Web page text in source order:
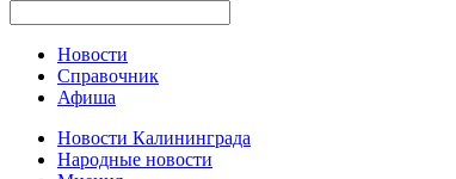
Новости
Справочник
Афиша
Новости Калининграда
Народные новости